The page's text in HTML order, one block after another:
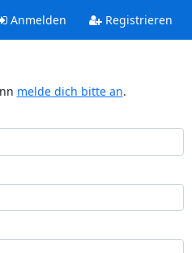
Anmelden Registrieren
melde dich bitte an.